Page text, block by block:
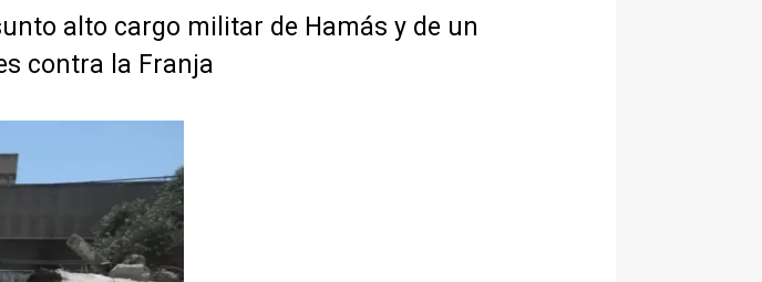
alto cargo militar de Hamás y de un
contra la Franja